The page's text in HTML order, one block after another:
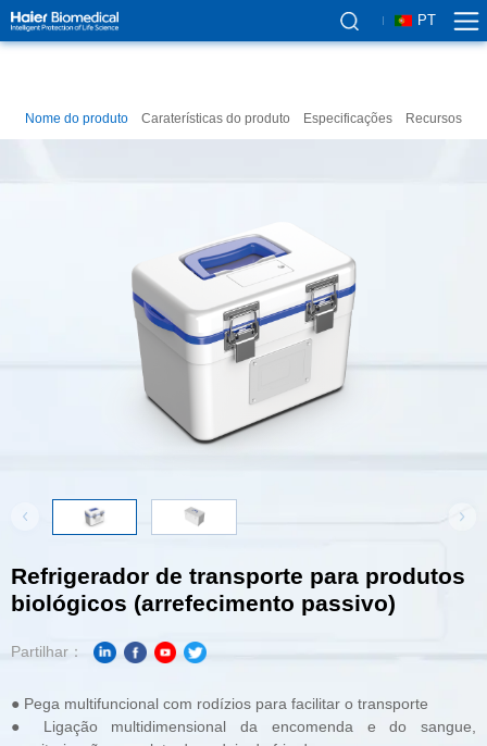
PT
Nome do produto Caraterísticas do produto Especificações Recursos
biológicos (arrefecimento passivo)
Partilhar：
● Pega multifuncional com rodízios para facilitar o transporte